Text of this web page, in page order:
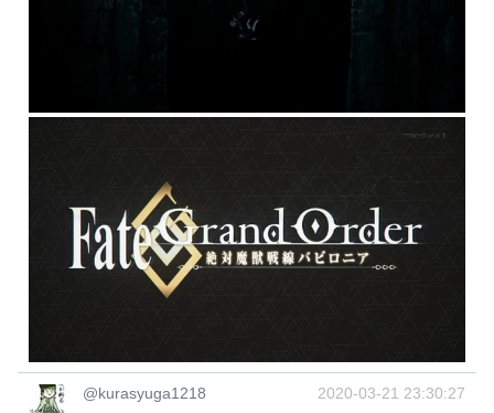
@kurasyuga1218 2020-03-21 23:30:27